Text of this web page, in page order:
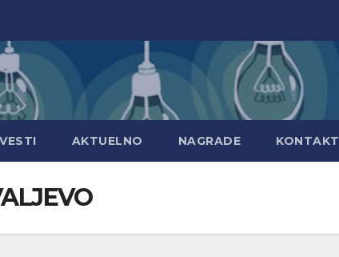
VESTI AKTUELNO NAGRADE KONTAKT